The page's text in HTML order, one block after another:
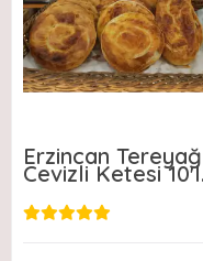
Erzincan
Cevizli Ketesi
Paket